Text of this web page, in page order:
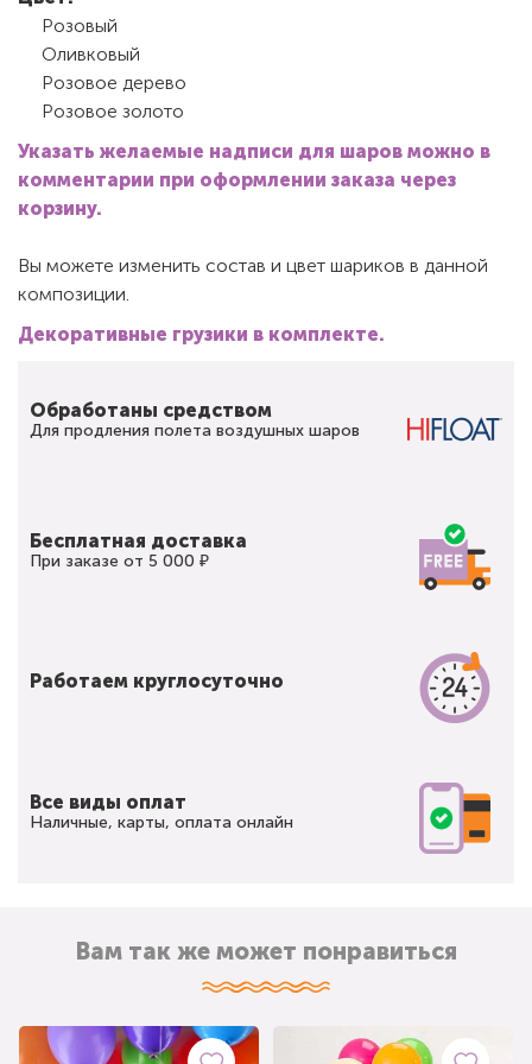
Розовый
Оливковый
Розовое дерево
Розовое золото
Указать желаемые надписи для шаров можно в
комментарии при оформлении заказа через
корзину.
Вы можете изменить состав и цвет шариков в данной
композиции.
Декоративные грузики в комплекте.
Обработаны средством
Для продления полета воздушных шаров
Бесплатная доставка
При заказе от 5 000 ₽
Работаем круглосуточно
Все виды оплат
Наличные, карты, оплата онлайн
Вам так же может понравиться